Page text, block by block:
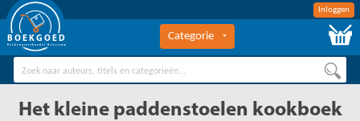
Inloggen
BOEKGOED
Boekengroothandel Hilversum
Categorie
Het kleine paddenstoelen kookboek